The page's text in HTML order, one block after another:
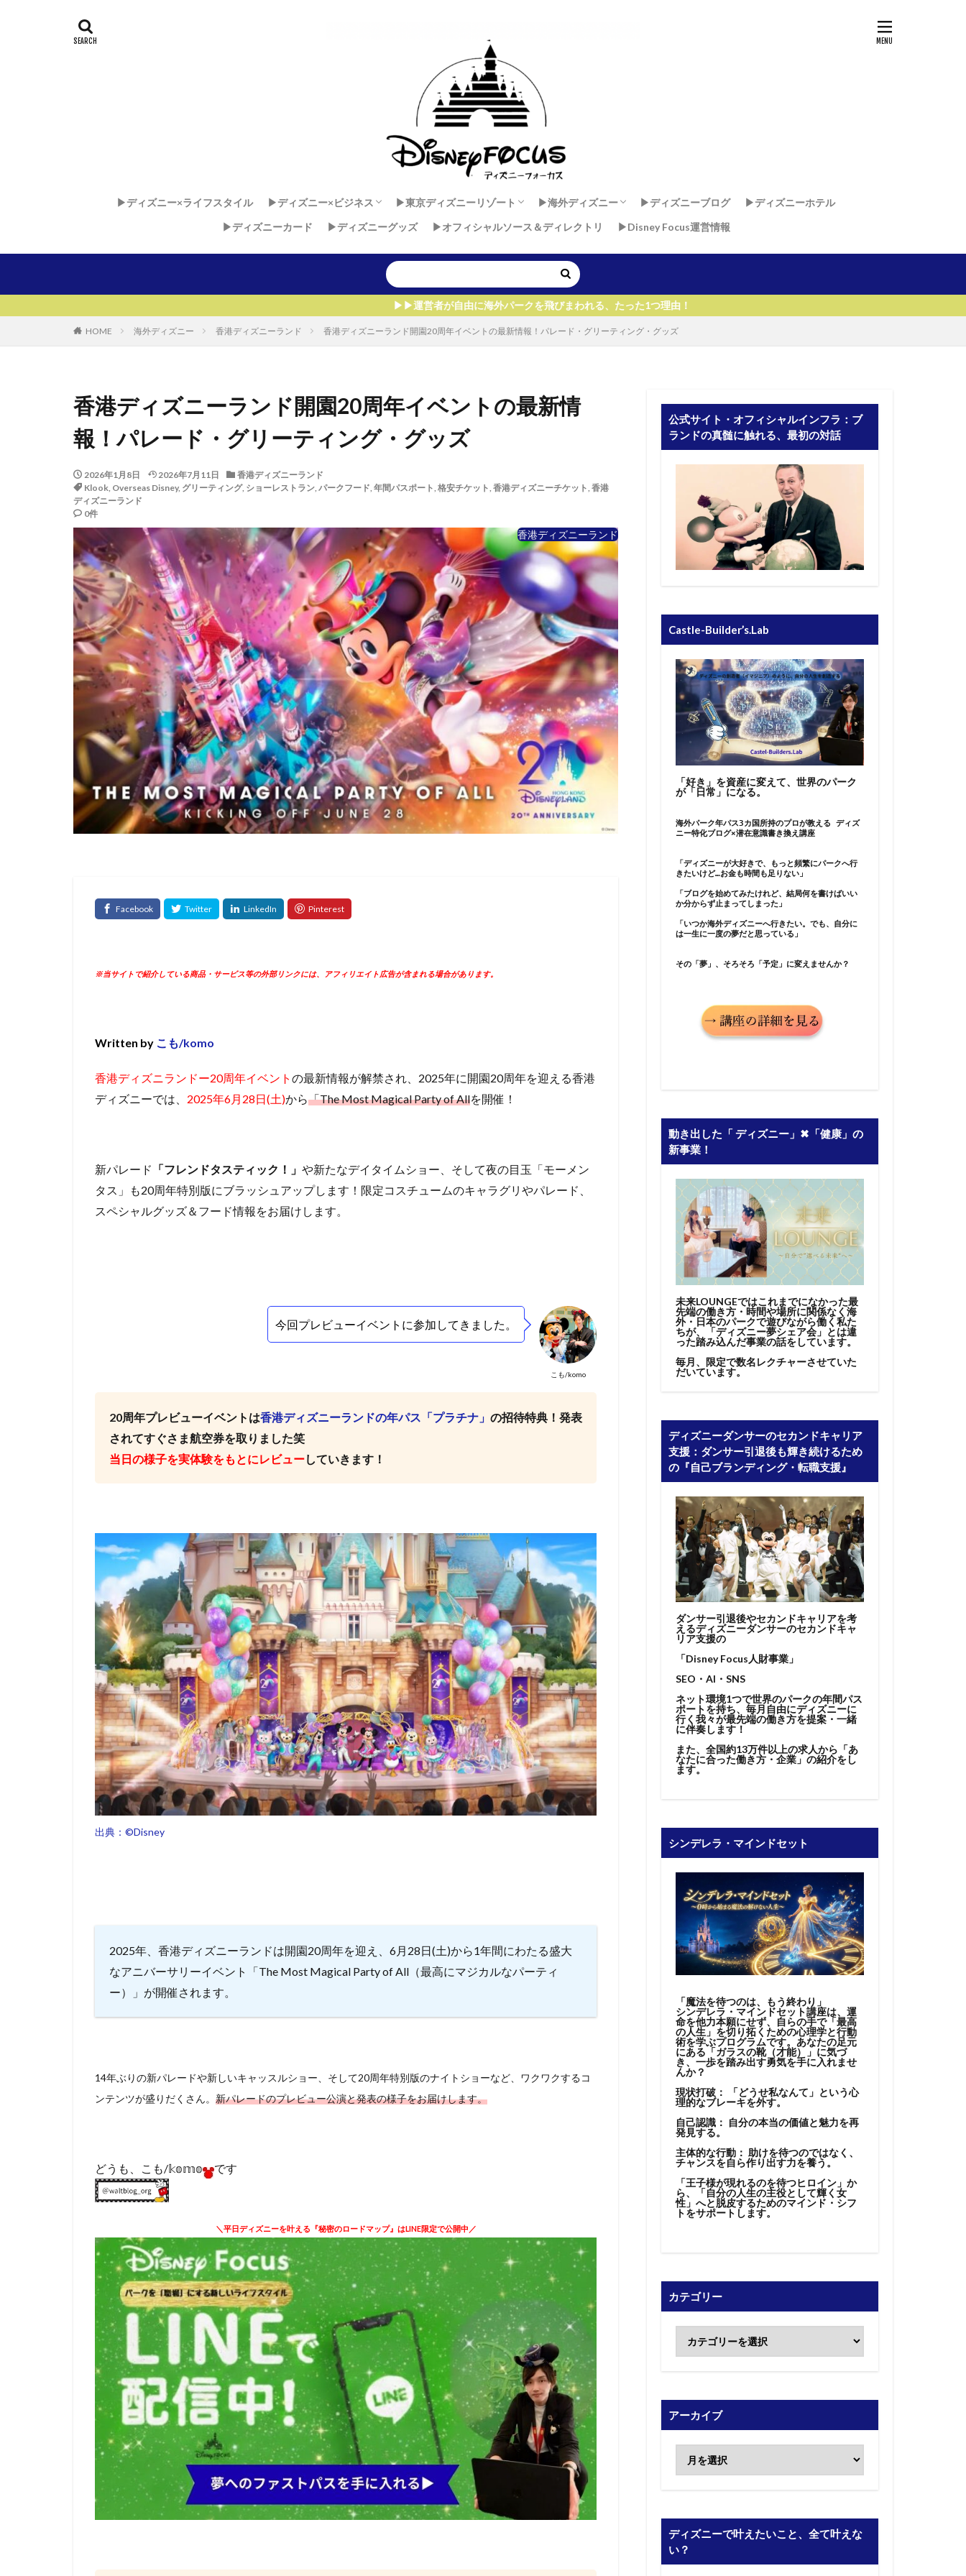
▶︎ディズニー×ライフスタイル ▶︎ディズニー×ビジネス
ディズニー × 健康
ディズニダンサーセカンドキャリア
ディズニー×マインド
▶︎東京ディズニーリゾート
東京ディズニーランド
東京ディズニーシー
▶︎海外ディズニー
香港ディズニーランド
上海ディズニーランド
アウラニ・ディズニー・リゾート & スパ
ディズニーランド・リゾート
ディズニーランドパリ
ウォルト・ディズニー・ワールド・リゾート
▶︎ディズニーブログ
▶︎ディズニーホテル
▶︎ディズニーカード
▶︎ディズニーグッズ ▶︎オフィシャルソース＆ディレクトリ ▶︎Disney Focus運営情報
▶︎▶︎運営者が自由に海外パークを飛びまわれる、たった1つ理由！
HOME 海外ディズニー 香港ディズニーランド 香港ディズニーランド開園20周年イベントの最新情報！パレード・グリーティング・グッズ
香港ディズニーランド開園20周年イベントの最新情
報！パレード・グリーティング・グッズ
2026年1月8日 2026年7月11日
香港ディズニーランド
Klook, Overseas Disney, グリーティング, ショーレストラン, パークフード, 年間パスポート, 格安チケット, 香港ディズニーチケット, 香港
ディズニーランド
0件
香港ディズニーランド
※当サイトで紹介している商品・サービス等の外部リンクには、アフィリエイト広告が含まれる場合があります。
Written by こも/komo
香港ディズニランドー20周年イベント の最新情報が解禁され、2025年に開園20周年を迎える香港
ディズニーでは、 2025年6月28日(土)から「The Most Magical Party of Allを開催！
新パレード 「フレンドタスティック！」 や新たなデイタイムショー、そして夜の目玉「モーメン
タス」も20周年特別版にブラッシュアップします！限定コスチュームのキャラグリやパレード、
スペシャルグッズ＆フード情報をお届けします。
こも/komo
今回プレビューイベントに参加してきました。
20周年プレビューイベントは香港ディズニーランドの年パス「プラチナ」 の招待特典！発表
されてすぐさま航空券を取りました笑
当日の様子を実体験をもとにレビューしていきます！
出典：©︎Disney
2025年、香港ディズニーランドは開園20周年を迎え、6月28日(土)から1年間にわたる盛大
なアニバーサリーイベント「The Most Magical Party of All（最高にマジカルなパーティ
ー）」が開催されます。
14年ぶりの新パレードや新しいキャッスルショー、そして20周年特別版のナイトショーなど、ワクワクするコ
ンテンツが盛りだくさん。 新パレードのプレビュー公演と発表の様子をお届けします。
どうも、こも/𝕜𝕠𝕞𝕠 です
＼平日ディズニーを叶える『秘密のロードマップ』はLINE限定で公開中／
公式サイト・オフィシャルインフラ：ブ
ランドの真髄に触れる、最初の対話
Castle-Builder’s.Lab
「好き」を資産に変えて、世界のパーク
が「日常」になる。
海外パーク年パス3カ国所持のプロが教える ディズ
ニー特化ブログ×潜在意識書き換え講座
「ディズニーが大好きで、もっと頻繁にパークへ行
きたいけど…お金も時間も足りない」
「ブログを始めてみたけれど、結局何を書けばいい
か分からず止まってしまった」
「いつか海外ディズニーへ行きたい。でも、自分に
は一生に一度の夢だと思っている」
その「夢」、そろそろ「予定」に変えませんか？
動き出した「 ディズニー」✖︎「健康」の
新事業！
未来LOUNGEではこれまでになかった最
先端の働き方・時間や場所に関係なく海
外・日本のパークで遊びながら働く私た
ちが、「ディズニー夢シェア会」とは違
った踏み込んだ事業の話をしています。
毎月、限定で数名レクチャーさせていた
だいています。
ディズニーダンサーのセカンドキャリア
支援：ダンサー引退後も輝き続けるため
の『自己ブランディング・転職支援』
ダンサー引退後やセカンドキャリアを考
えるディズニーダンサーのセカンドキャ
リア支援の
「Disney Focus人財事業」
SEO・AI・SNS
ネット環境1つで世界のパークの年間パス
ポートを持ち、毎月自由にディズニーに
行く我々が最先端の働き方を提案・一緒
に伴奏します！
また、全国約13万件以上の求人から「あ
なたに合った働き方・企業」の紹介をし
ます。
シンデレラ・マインドセット
「魔法を待つのは、もう終わり」
シンデレラ・マインドセット講座は、運
命を他力本願にせず、自らの手で「最高
の人生」を切り拓くための心理学と行動
術を学ぶプログラムです。あなたの足元
にある「ガラスの靴（才能）」に気づ
き、一歩を踏み出す勇気を手に入れませ
んか？
現状打破：
「どうせ私なんて」という心
理的なブレーキを外す。
自己認識： 自分の本当の価値と魅力を再
発見する。
主体的な行動： 助けを待つのではなく、
チャンスを自ら作り出す力を養う。
「王子様が現れるのを待つヒロイン」か
ら、「自分の人生の主役として輝く女
性」へと脱皮するためのマインド・シフ
トをサポートします。
カテゴリー
アーカイブ
ディズニーで叶えたいこと、全て叶えな
い？